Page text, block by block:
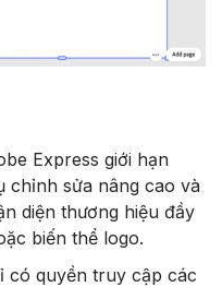
Express giới hạn
chỉnh sửa nâng cao và
diện thương hiệu đầy
biến thể logo.
có quyền truy cập các